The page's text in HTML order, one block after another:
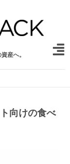
産へ。
向けの食べ